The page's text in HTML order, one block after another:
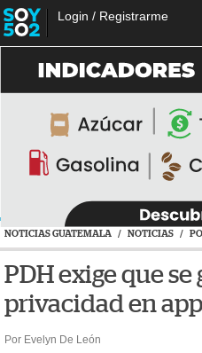
Login / Registrarme
NOTICIAS GUATEMALA / NOTICIAS /
PDH exige que
privacidad en
Por Evelyn De León